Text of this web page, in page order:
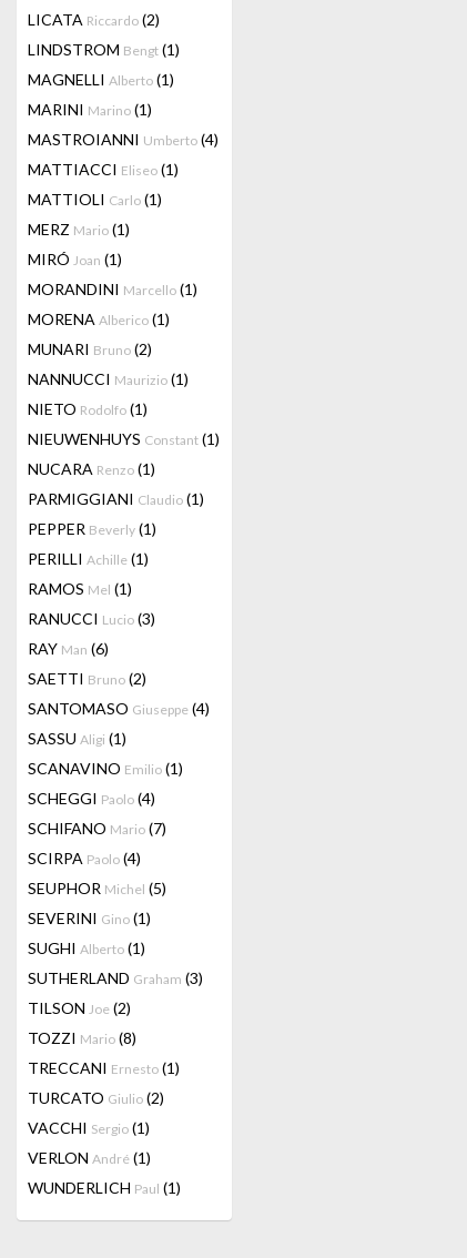
LICATA Riccardo (2)
LINDSTROM Bengt (1)
MAGNELLI Alberto (1)
MARINI Marino (1)
MASTROIANNI Umberto (4)
MATTIACCI Eliseo (1)
MATTIOLI Carlo (1)
MERZ Mario (1)
MIRÓ Joan (1)
MORANDINI Marcello (1)
MORENA Alberico (1)
MUNARI Bruno (2)
NANNUCCI Maurizio (1)
NIETO Rodolfo (1)
NIEUWENHUYS Constant (1)
NUCARA Renzo (1)
PARMIGGIANI Claudio (1)
PEPPER Beverly (1)
PERILLI Achille (1)
RAMOS Mel (1)
RANUCCI Lucio (3)
RAY Man (6)
SAETTI Bruno (2)
SANTOMASO Giuseppe (4)
SASSU Aligi (1)
SCANAVINO Emilio (1)
SCHEGGI Paolo (4)
SCHIFANO Mario (7)
SCIRPA Paolo (4)
SEUPHOR Michel (5)
SEVERINI Gino (1)
SUGHI Alberto (1)
SUTHERLAND Graham (3)
TILSON Joe (2)
TOZZI Mario (8)
TRECCANI Ernesto (1)
TURCATO Giulio (2)
VACCHI Sergio (1)
VERLON André (1)
WUNDERLICH Paul (1)